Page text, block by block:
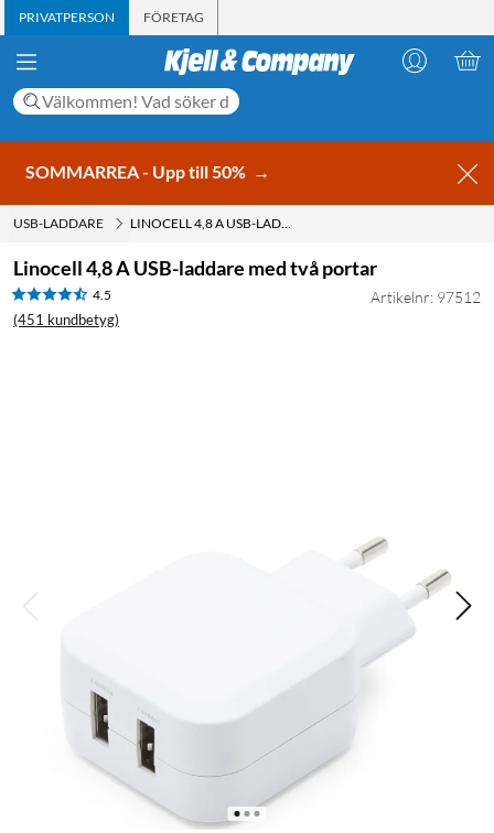
PRIVATPERSON FÖRETAG
SOMMARREA - Upp till 50% →
USB-LADDARE LINOCELL 4,8 A USB-LADDARE MED TVÅ PORTAR
Linocell 4,8 A USB-laddare med två portar
4.5
(451 kundbetyg)
Artikelnr: 97512